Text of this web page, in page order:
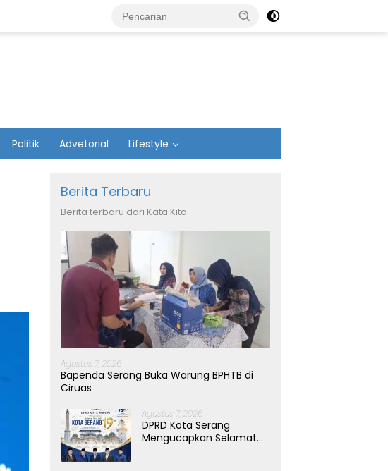
Politik Advetorial Lifestyle
Berita Terbaru
Berita terbaru dari Kata Kita
Agustus 7, 2026
Bapenda Serang Buka Warung BPHTB di
Ciruas
Agustus 7, 2026
DPRD Kota Serang
Mengucapkan Selamat